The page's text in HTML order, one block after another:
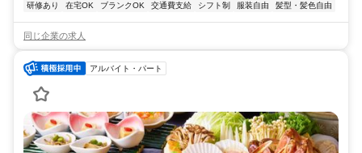
研修あり
在宅OK ブランクOK 交通費支給 シフト制 服装自由 髪型・髪色自由
同じ企業の求人
アルバイト・パート